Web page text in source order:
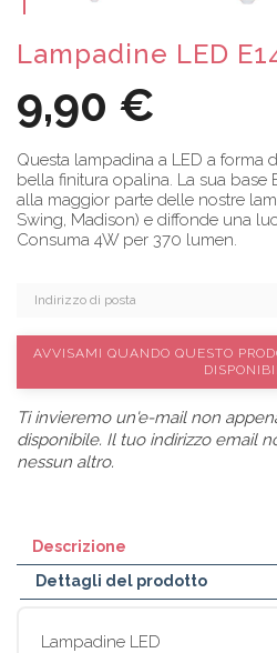
Lampadine LED
9,90 €
Questa lampadina a LED a forma
bella finitura opalina. La sua base
alla maggior parte delle nostre
Swing, Madison) e diffonde una
Consuma 4W per 370 lumen.
AVVISAMI QUANDO QUESTO
Ti invieremo un'e-mail non
disponibile. Il tuo indirizzo email
nessun altro.
Descrizione
Dettagli del prodotto
Lampadine LED